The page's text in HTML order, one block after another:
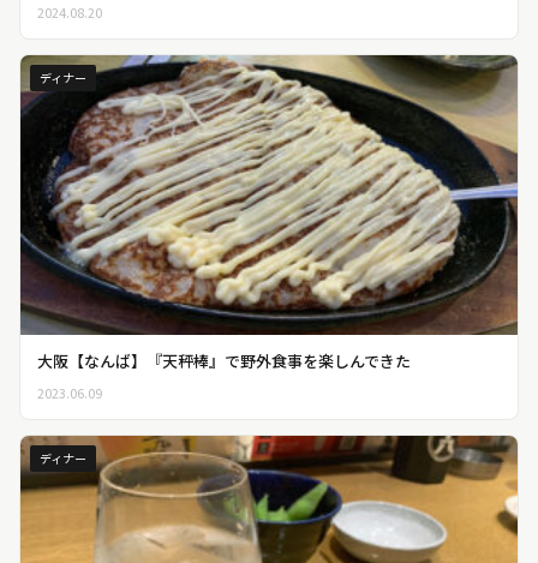
2024.08.20
ディナー
大阪【なんば】『天秤棒』で野外食事を楽しんできた
2023.06.09
ディナー